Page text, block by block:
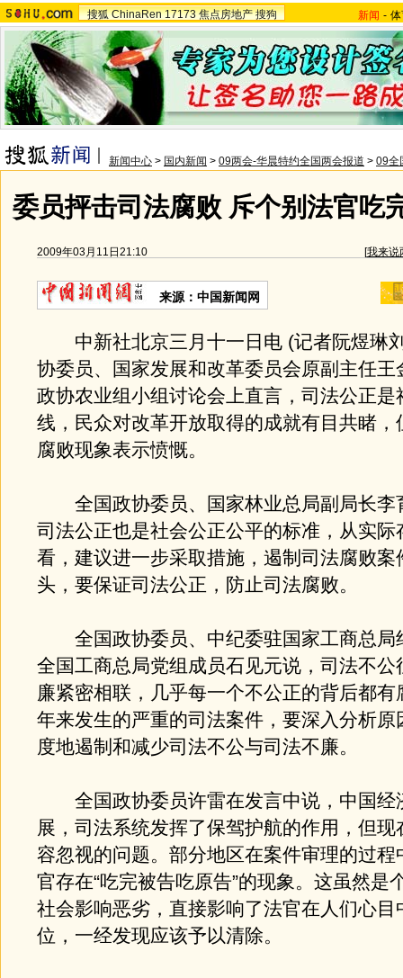
搜狐 ChinaRen 17173 焦点房地产 搜狗 新闻 -
新闻中心 > 国内新闻 > 09两会-华晨特约全国两会报道 > 09全
委员抨击司法腐败 斥个别法官吃
2009年03月11日21:10 [我来说
来源：中国新闻网
中新社北京三月十一日电 (记者阮煜琳
协委员、国家发展和改革委员会原副主任王
政协农业组小组讨论会上直言，司法公正是
线，民众对改革开放取得的成就有目共睹，
腐败现象表示愤慨。
全国政协委员、国家林业总局副局长李
司法公正也是社会公正公平的标准，从实际
看，建议进一步采取措施，遏制司法腐败案
头，要保证司法公正，防止司法腐败。
全国政协委员、中纪委驻国家工商总局
全国工商总局党组成员石见元说，司法不公
廉紧密相联，几乎每一个不公正的背后都有
年来发生的严重的司法案件，要深入分析原
度地遏制和减少司法不公与司法不廉。
全国政协委员许雷在发言中说，中国经
展，司法系统发挥了保驾护航的作用，但现
容忽视的问题。部分地区在案件审理的过程
官存在“吃完被告吃原告”的现象。这虽然是
社会影响恶劣，直接影响了法官在人们心目
位，一经发现应该予以清除。